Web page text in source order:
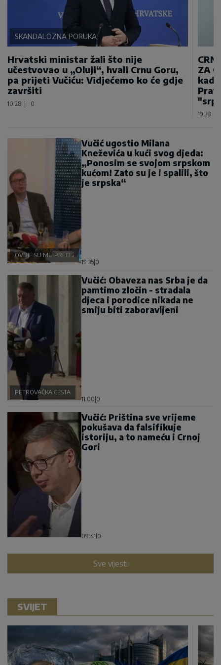
SKANDALOZNA PORUKA
Hrvatski ministar žali što nije
učestvovao u „Oluji“, hvali Crnu Goru,
pa prijeti Vučiću: Vidjećemo ko će gdje
završiti
10:28 | 0
ZA
19:38
OVDJE SU MU PRECI ŽIVJELI
Vučić ugostio Milana
Kneževića u kući svog djeda:
„Ponosim se svojom srpskom
kućom! Zato su je i spalili, što
je srpska“
19:35|0
PETROVAČKA CESTA
Vučić: Obaveza nas Srba je da
pamtimo zločin - stradala
djeca i porodice nikada ne
smiju biti zaboravljeni
11:00|0
Vučić: Priština sve vrijeme
pokušava da falsifikuje
istoriju, a to nameću i Crnoj
Gori
09:41|0
Sve vijesti
SVIJET